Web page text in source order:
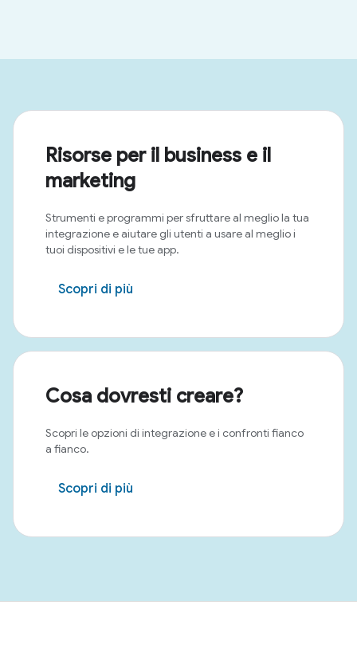
Risorse per il business e il
marketing
Strumenti e programmi per sfruttare al meglio la tua
integrazione e aiutare gli utenti a usare al meglio i
tuoi dispositivi e le tue app.
Scopri di più
Cosa dovresti creare?
Scopri le opzioni di integrazione e i confronti fianco
a fianco.
Scopri di più